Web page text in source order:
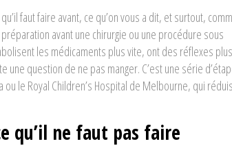
faut faire avant, ce qu’on vous a dit, et surtout,
avant une chirurgie ou une procédure sous
les médicaments plus vite, ont des réflexes plus
une question de ne pas manger. C’est une série
le Royal Children’s Hospital de Melbourne, qui
qu’il ne faut pas faire